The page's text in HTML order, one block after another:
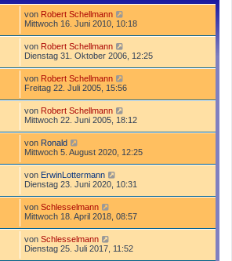
von Robert Schellmann
Mittwoch 16. Juni 2010, 10:18
von Robert Schellmann
Dienstag 31. Oktober 2006, 12:25
von Robert Schellmann
Freitag 22. Juli 2005, 15:56
von Robert Schellmann
Mittwoch 22. Juni 2005, 18:12
von Ronald
Mittwoch 5. August 2020, 12:25
von ErwinLottermann
Dienstag 23. Juni 2020, 10:31
von Schlesselmann
Mittwoch 18. April 2018, 08:57
von Schlesselmann
Dienstag 25. Juli 2017, 11:52